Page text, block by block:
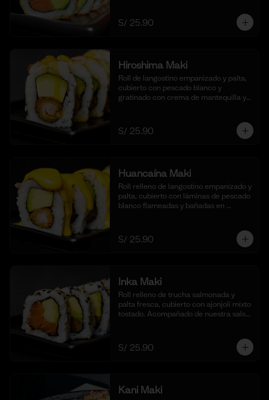
S/ 25.90
Hiroshima Maki
Roll de langostino empanizado y palta,
cubierto con pescado blanco y
gratinado con crema de mantequilla y
shoyu. (10 cortes).
S/ 25.90
Huancaína Maki
Roll relleno de langostino empanizado y
palta, cubierto con láminas de pescado
blanco flameadas y bañadas en
(10 cortes)
S/ 25.90
Inka Maki
Roll relleno de trucha salmonada y
palta fresca, cubierto con ajonjolí mixto
tostado. Acompañado de nuestra salsa
S/ 25.90
Kani Maki